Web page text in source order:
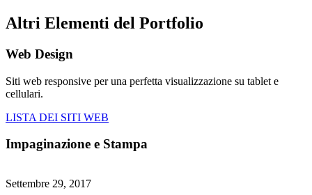
Altri Elementi del Portfolio
Web Design
Siti web responsive per una perfetta visualizzazione su tablet e
cellulari.
LISTA DEI SITI WEB
Impaginazione e Stampa
Settembre 29, 2017